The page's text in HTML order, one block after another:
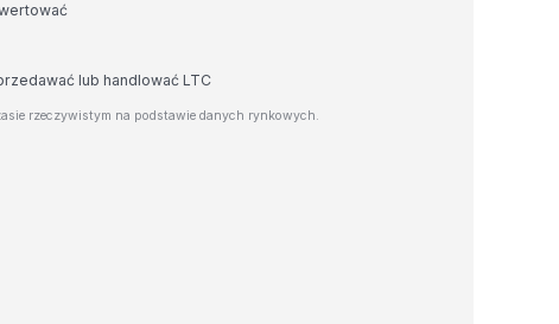
lub handlować LTC
rzeczywistym na podstawie danych rynkowych.